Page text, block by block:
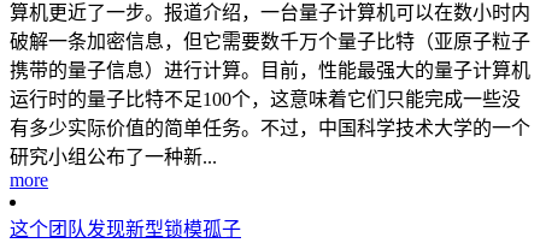
算机更近了一步。报道介绍，一台量子计算机可以在数小时内
破解一条加密信息，但它需要数千万个量子比特（亚原子粒子
携带的量子信息）进行计算。目前，性能最强大的量子计算机
运行时的量子比特不足100个，这意味着它们只能完成一些没
有多少实际价值的简单任务。不过，中国科学技术大学的一个
研究小组公布了一种新...
more
这个团队发现新型锁模孤子